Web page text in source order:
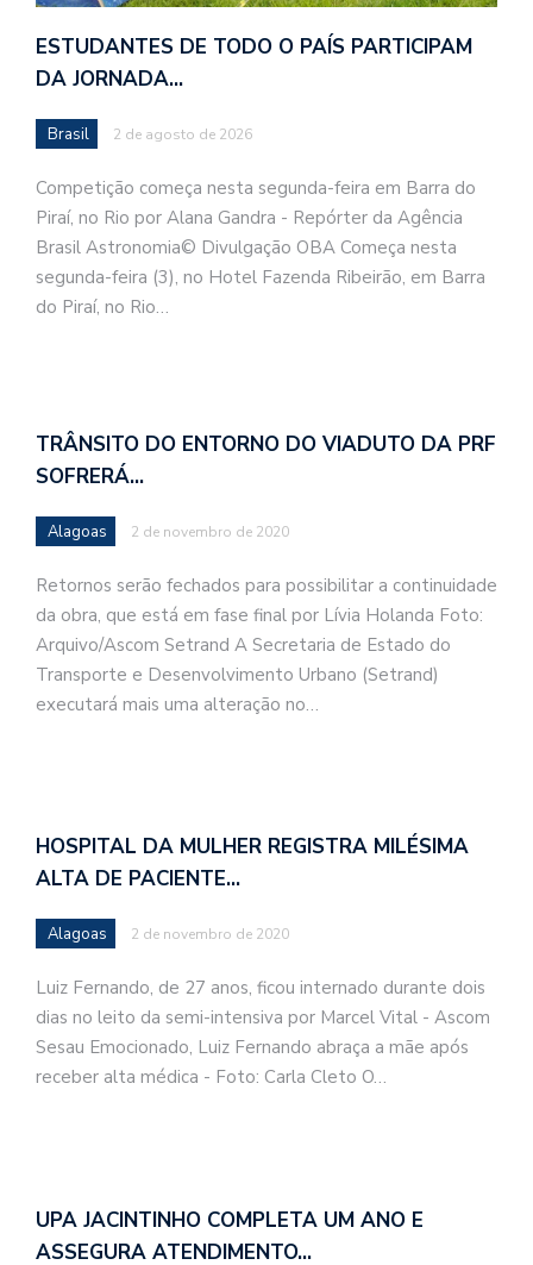
ESTUDANTES DE TODO O PAÍS PARTICIPAM
DA JORNADA…
Brasil 2 de agosto de 2026
Competição começa nesta segunda-feira em Barra do
Piraí, no Rio por Alana Gandra - Repórter da Agência
Brasil Astronomia© Divulgação OBA Começa nesta
segunda-feira (3), no Hotel Fazenda Ribeirão, em Barra
do Piraí, no Rio…
TRÂNSITO DO ENTORNO DO VIADUTO DA PRF
SOFRERÁ…
Alagoas 2 de novembro de 2020
Retornos serão fechados para possibilitar a continuidade
da obra, que está em fase final por Lívia Holanda Foto:
Arquivo/Ascom Setrand A Secretaria de Estado do
Transporte e Desenvolvimento Urbano (Setrand)
executará mais uma alteração no…
HOSPITAL DA MULHER REGISTRA MILÉSIMA
ALTA DE PACIENTE…
Alagoas 2 de novembro de 2020
Luiz Fernando, de 27 anos, ficou internado durante dois
dias no leito da semi-intensiva por Marcel Vital - Ascom
Sesau Emocionado, Luiz Fernando abraça a mãe após
receber alta médica - Foto: Carla Cleto O…
UPA JACINTINHO COMPLETA UM ANO E
ASSEGURA ATENDIMENTO…